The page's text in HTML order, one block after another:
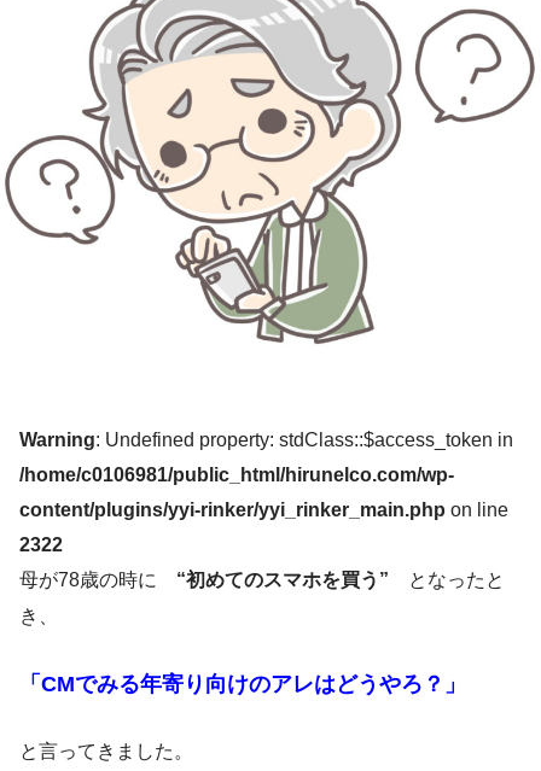
Warning: Undefined property: stdClass::$access_token in
/home/c0106981/public_html/hirunelco.com/wp-
content/plugins/yyi-rinker/yyi_rinker_main.php on line
2322
母が78歳の時に “初めてのスマホを買う” となったと
き、
「CMでみる年寄り向けのアレはどうやろ？」
と言ってきました。